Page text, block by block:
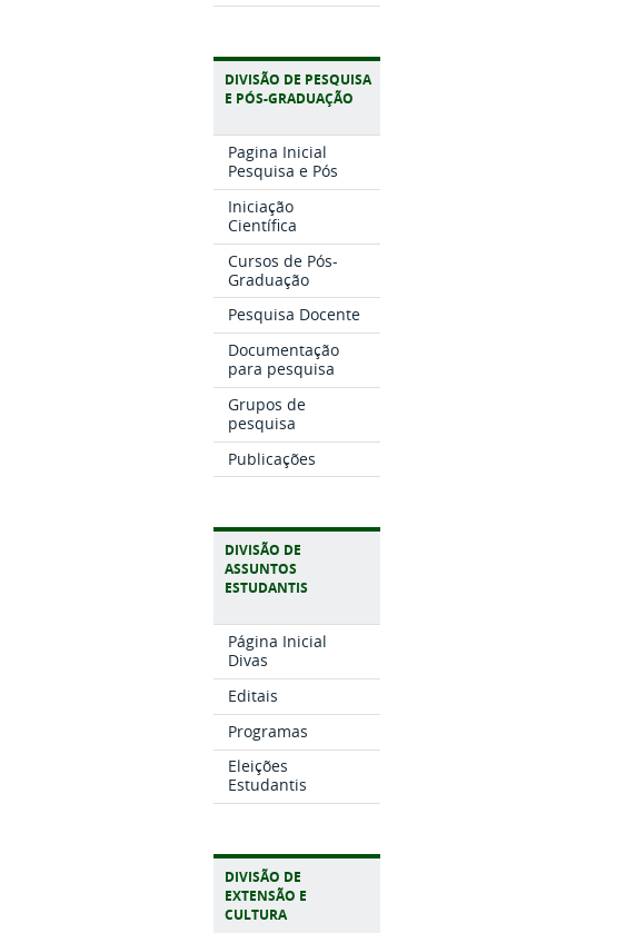
DIVISÃO DE PESQUISA
E PÓS-GRADUAÇÃO
Pagina Inicial
Pesquisa e Pós
Iniciação
Científica
Cursos de Pós-
Graduação
Pesquisa Docente
Documentação
para pesquisa
Grupos de
pesquisa
Publicações
DIVISÃO DE
ASSUNTOS
ESTUDANTIS
Página Inicial
Divas
Editais
Programas
Eleições
Estudantis
DIVISÃO DE
EXTENSÃO E
CULTURA